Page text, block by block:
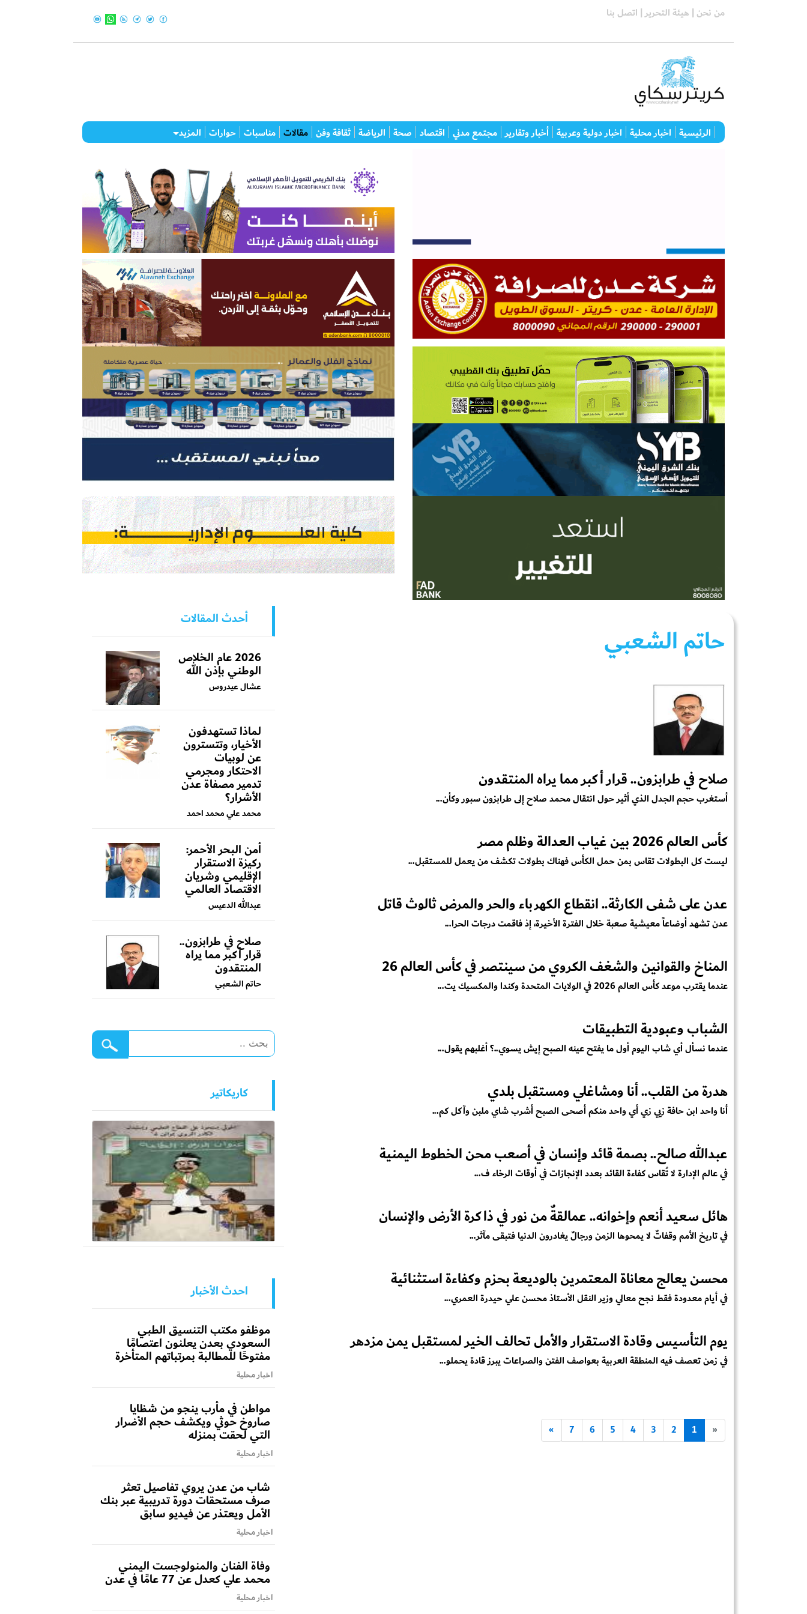
من نحن | هيئة التحرير | اتصل بنا
الرئيسية اخبار محلية اخبار دولية وعربية أخبار وتقارير مجتمع مدني اقتصاد صحة الرياضة ثقافة وفن مقالات مناسبات حوارات المزيد
حاتم الشعبي
صلاح في طرابزون.. قرار أكبر مما يراه المنتقدون
أستغرب حجم الجدل الذي أثير حول انتقال محمد صلاح إلى طرابزون سبور وكأن...
كأس العالم 2026 بين غياب العدالة وظلم مصر
ليست كل البطولات تقاس بمن حمل الكأس فهناك بطولات تكشف من يعمل للمستقبل...
عدن على شفى الكارثة.. انقطاع الكهرباء والحر والمرض ثالوث قاتل
عدن تشهد أوضاعاً معيشية صعبة خلال الفترة الأخيرة، إذ فاقمت درجات الحرا...
المناخ والقوانين والشغف الكروي من سينتصر في كأس العالم 26
عندما يقترب موعد كأس العالم 2026 في الولايات المتحدة وكندا والمكسيك يت...
الشباب وعبودية التطبيقات
عندما نسأل أي شاب اليوم أول ما يفتح عينه الصبح إيش يسوي..؟ أغلبهم يقول...
هدرة من القلب.. أنا ومشاغلي ومستقبل بلدي
أنا واحد ابن حافة زيي زي أي واحد منكم أصحى الصبح أشرب شاي ملبن وآكل كم...
عبدالله صالح.. بصمة قائد وإنسان في أصعب محن الخطوط اليمنية
في عالم الإدارة لا تُقاس كفاءة القائد بعدد الإنجازات في أوقات الرخاء ف...
هائل سعيد أنعم وإخوانه.. عمالقةٌ من نور في ذاكرة الأرض والإنسان
في تاريخ الأمم وقفاتٌ لا يمحوها الزمن ورجالٌ يغادرون الدنيا فتبقى مآثر...
محسن يعالج معاناة المعتمرين بالوديعة بحزم وكفاءة استثنائية
في أيام معدودة فقط نجح معالي وزير النقل الأستاذ محسن علي حيدرة العمري...
يوم التأسيس وقادة الاستقرار والأمل تحالف الخير لمستقبل يمن مزدهر
في زمن تعصف فيه المنطقة العربية بعواصف الفتن والصراعات يبرز قادة يحملو...
«
1
2
3
4
5
6
7
»
أحدث المقالات
2026 عام الخلاص
الوطني بإذن الله
عشال عيدروس
لماذا تستهدفون
الأخيار، وتتسترون
عن لوبيات
الاحتكار ومجرمي
تدمير مصفاة عدن
الأشرار؟
محمد علي محمد احمد
أمن البحر الأحمر:
ركيزة الاستقرار
الإقليمي وشريان
الاقتصاد العالمي
عبدالله الدعيس
صلاح في طرابزون..
قرار أكبر مما يراه
المنتقدون
حاتم الشعبي
كاريكاتير
احدث الأخبار
موظفو مكتب التنسيق الطبي
السعودي بعدن يعلنون اعتصامًا
مفتوحًا للمطالبة بمرتباتهم المتأخرة
اخبار محلية
مواطن في مأرب ينجو من شظايا
صاروخ حوثي ويكشف حجم الأضرار
التي لحقت بمنزله
اخبار محلية
شاب من عدن يروي تفاصيل تعثر
صرف مستحقات دورة تدريبية عبر بنك
الأمل ويعتذر عن فيديو سابق
اخبار محلية
وفاة الفنان والمنولوجست اليمني
محمد علي كعدل عن 77 عامًا في عدن
اخبار محلية